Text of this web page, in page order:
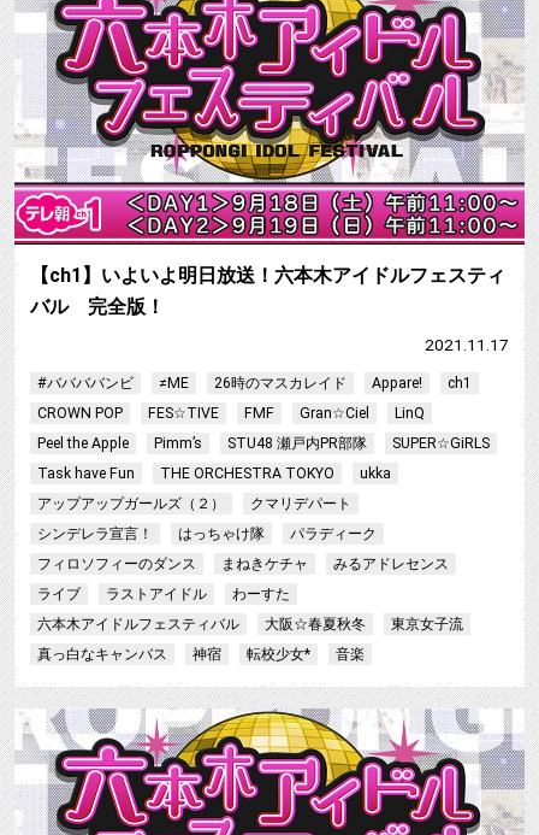
【ch1】いよいよ明日放送！六本木アイドルフェスティ
バル 完全版！
2021.11.17
#ババババンビ ≠ME 26時のマスカレイド Appare!
ch1
CROWN POP
FES☆TIVE FMF Gran☆Ciel
LinQ
Peel the Apple
Pimm’s STU48 瀬戸内PR部隊
SUPER☆GiRLS
Task have Fun
THE ORCHESTRA TOKYO
ukka
アップアップガールズ（２）
クマリデパート
シンデレラ宣言！
はっちゃけ隊
パラディーク
フィロソフィーのダンス
まねきケチャ
みるアドレセンス
ライブ
ラストアイドル
わーすた
六本木アイドルフェスティバル
大阪☆春夏秋冬
東京女子流
真っ白なキャンバス
神宿 転校少女* 音楽